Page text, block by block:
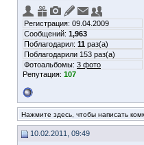
Регистрация: 09.04.2009
Сообщений: 1,963
Поблагодарил: 11 раз(а)
Поблагодарили 153 раз(а)
Фотоальбомы: 3 фото
Репутация: 107
Нажмите здесь, чтобы написать
10.02.2011, 09:49